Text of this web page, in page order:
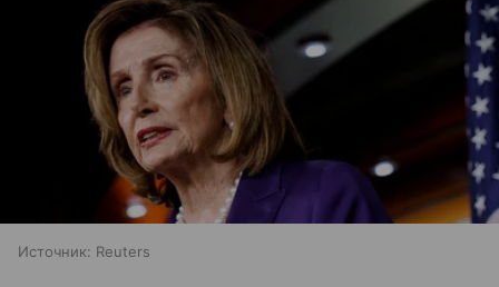
Источник: Reuters